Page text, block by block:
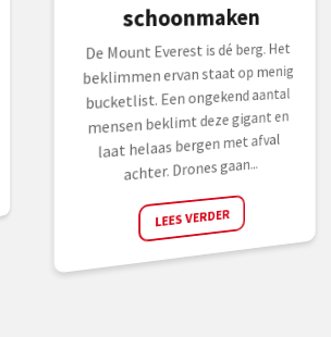
schoonmaken
De Mount Everest is dé berg. Het
beklimmen ervan staat op menig
bucketlist. Een ongekend aantal
mensen beklimt deze gigant en
laat helaas bergen met afval
achter. Drones gaan...
LEES VERDER